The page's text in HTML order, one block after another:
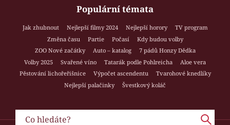
Populární témata
Jak zhubnout Nejlepší filmy 2024 Nejlepší horory
TV program
Změna času
Partie Počasí
Kdy budou volby
ZOO Nové začátky
Auto – katalog
7 pádů Honzy Dědka
Volby 2025
Svařené víno Tatarák podle Pohlreicha
Aloe vera
Pěstování lichořeřišnice
Výpočet ascendentu
Tvarohové knedlíky
Nejlepší palačinky
Švestkový koláč